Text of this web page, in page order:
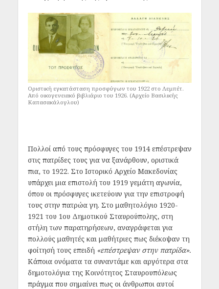
Οριστική εγκατάσταση προσφύγων του 1922 στο Λεμπέτ.
Από οικογενειακό βιβλιάριο του 1926. (Αρχείο Βασιλικής
Καπασακάλογλου)
Πολλοί από τους πρόσφυγες του 1914 επέστρεψαν
στις πατρίδες τους για να ξανάρθουν, οριστικά
πια, το 1922. Στο Ιστορικό Αρχείο Μακεδονίας
υπάρχει μια επιστολή του 1919 γεμάτη αγωνία,
όπου οι πρόσφυγες ικετεύουν για την επιστροφή
τους στην πατρώα γη. Στο μαθητολόγιο 1920-
1921 του 1ου Δημοτικού Σταυρούπολης, στη
στήλη των παρατηρήσεων, αναγράφεται για
πολλούς μαθητές και μαθήτριες πως διέκοψαν τη
φοίτησή τους επειδή «επέστρεψαν στην πατρίδα».
Κάποια ονόματα τα συναντάμε και αργότερα στα
δημοτολόγια της Κοινότητος Σταυρουπόλεως
πράγμα που σημαίνει πως οι άνθρωποι αυτοί